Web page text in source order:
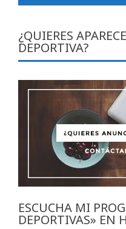
¿QUIERES
DEPORTIVA?
ESCUCHA MI
DEPORTIVAS» EN